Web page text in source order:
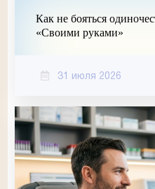
Как не бояться
«Своими руками»
31 июля 2026